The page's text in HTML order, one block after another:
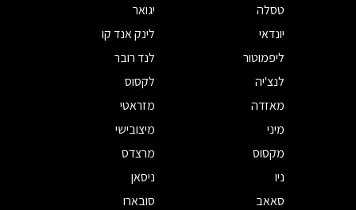
טסלה
יגואר
יונדאי
לינק אנד קו
ליפמוטור
לנד רובר
לנצ'יה
לקסוס
מאזדה
מזראטי
מיני
מיצובישי
מקסוס
מרצדס
ניו
ניסאן
סאאב
סובארו